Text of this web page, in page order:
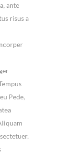
ante
risus a
Pede,